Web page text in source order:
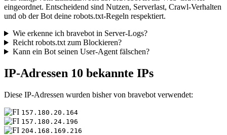
eingeordnet. Entscheidend sind Nutzen, Serverlast, Crawl-Verhalten
und ob der Bot deine robots.txt-Regeln respektiert.
Wie erkenne ich bravebot in Server-Logs?
Reicht robots.txt zum Blockieren?
Kann ein Bot seinen User-Agent fälschen?
IP-Adressen 10 bekannte IPs
Diese IP-Adressen wurden bisher von bravebot verwendet:
157.180.20.164
157.180.24.196
204.168.169.216